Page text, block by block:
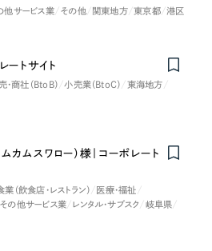
他サービス業 その他 関東地方 東京都 港区
ートサイト
・商社（BtoB） 小売業（BtoC）
東海地方
ムスワロー）様｜コーポレート
業（飲食店・レストラン）
医療・福祉
その他サービス業 レンタル・サブスク
岐阜県